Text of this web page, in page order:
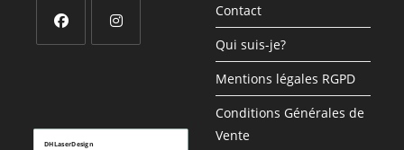
onglet
onglet
DHLaserDesign
Contact
Qui suis-je?
Mentions légales RGPD
Conditions Générales de
Vente